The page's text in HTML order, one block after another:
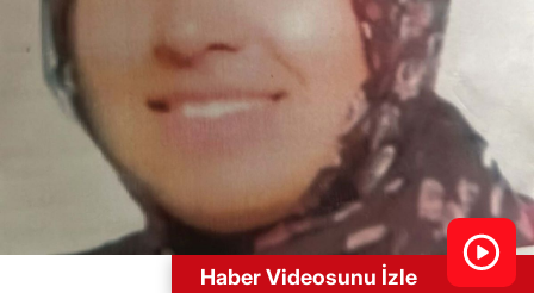
Haber Videosunu İzle